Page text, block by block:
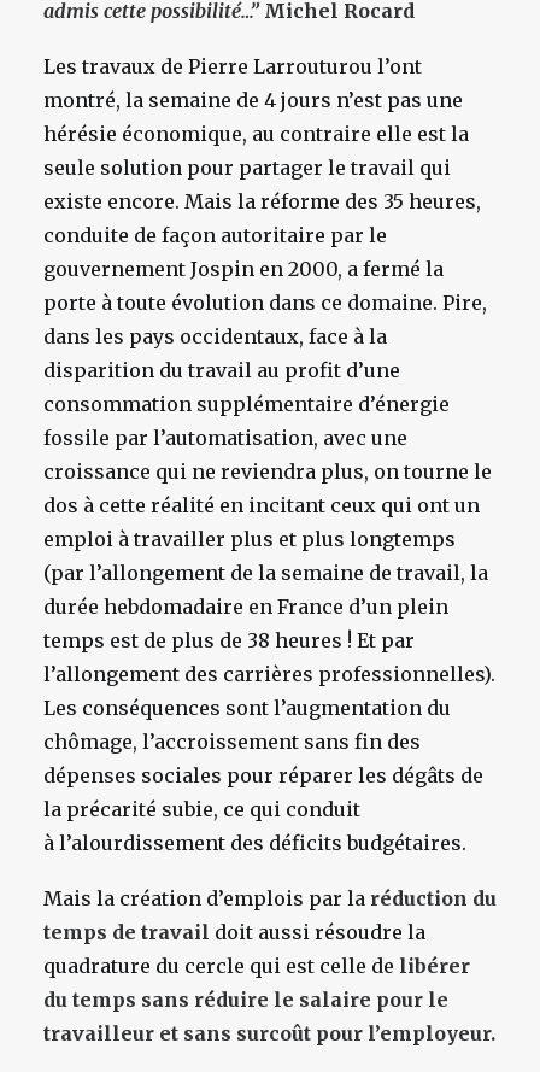
admis cette possibilité…” Michel Rocard
Les travaux de Pierre Larrouturou l’ont
montré, la semaine de 4 jours n’est pas une
hérésie économique, au contraire elle est la
seule solution pour partager le travail qui
existe encore. Mais la réforme des 35 heures,
conduite de façon autoritaire par le
gouvernement Jospin en 2000, a fermé la
porte à toute évolution dans ce domaine. Pire,
dans les pays occidentaux, face à la
disparition du travail au profit d’une
consommation supplémentaire d’énergie
fossile par l’automatisation, avec une
croissance qui ne reviendra plus, on tourne le
dos à cette réalité en incitant ceux qui ont un
emploi à travailler plus et plus longtemps
(par l’allongement de la semaine de travail, la
durée hebdomadaire en France d’un plein
temps est de plus de 38 heures ! Et par
l’allongement des carrières professionnelles).
Les conséquences sont l’augmentation du
chômage, l’accroissement sans fin des
dépenses sociales pour réparer les dégâts de
la précarité subie, ce qui conduit
à l’alourdissement des déficits budgétaires.
Mais la création d’emplois par la réduction du
temps de travail doit aussi résoudre la
quadrature du cercle qui est celle de libérer
du temps sans réduire le salaire pour le
travailleur et sans surcoût pour l’employeur.